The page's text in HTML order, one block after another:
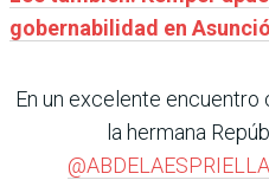
gobernabilidad en
En un excelente
la hermana
@ABDELAESPRIELLA